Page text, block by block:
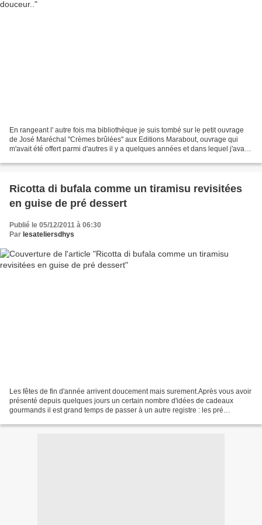
En rangeant l' autre fois ma bibliothèque je suis tombé sur le petit ouvrage
de José Maréchal "Crèmes brûlées" aux Editions Marabout, ouvrage qui
m'avait été offert parmi d'autres il y a quelques années et dans lequel j'avais
Ricotta di bufala comme un tiramisu revisitées
en guise de pré dessert
Publié le 05/12/2011 à 06:30
Par lesateliersdhys
Les fêtes de fin d'année arrivent doucement mais surement.Après vous avoir
présenté depuis quelques jours un certain nombre d'idées de cadeaux
gourmands il est grand temps de passer à un autre registre : les pré